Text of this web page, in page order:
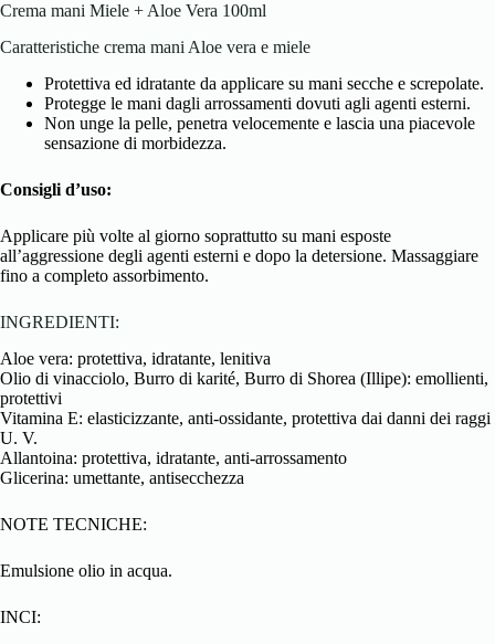
Crema mani Miele + Aloe Vera 100ml
Caratteristiche crema mani Aloe vera e miele
Protettiva ed idratante da applicare su mani secche e screpolate.
Protegge le mani dagli arrossamenti dovuti agli agenti esterni.
Non unge la pelle, penetra velocemente e lascia una piacevole
sensazione di morbidezza.
Consigli d’uso:
Applicare più volte al giorno soprattutto su mani esposte
all’aggressione degli agenti esterni e dopo la detersione. Massaggiare
fino a completo assorbimento.
INGREDIENTI:
Aloe vera: protettiva, idratante, lenitiva
Olio di vinacciolo, Burro di karité, Burro di Shorea (Illipe): emollienti,
protettivi
Vitamina E: elasticizzante, anti-ossidante, protettiva dai danni dei raggi
U. V.
Allantoina: protettiva, idratante, anti-arrossamento
Glicerina: umettante, antisecchezza
NOTE TECNICHE:
Emulsione olio in acqua.
INCI: